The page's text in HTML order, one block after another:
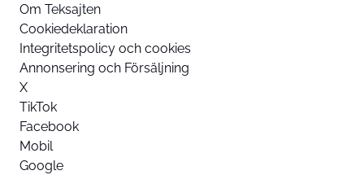
Om Teksajten
Cookiedeklaration
Integritetspolicy och cookies
Annonsering och Försäljning
X
TikTok
Facebook
Mobil
Google